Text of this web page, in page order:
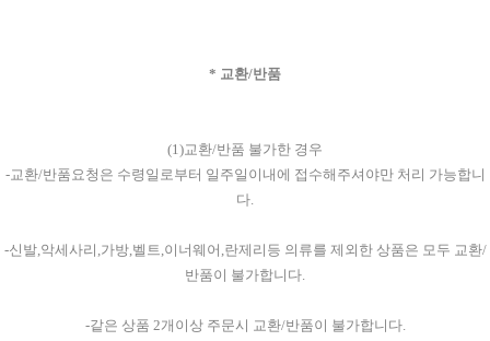
* 교환/반품
(1)교환/반품 불가한 경우
-교환/반품요청은 수령일로부터 일주일이내에 접수해주셔야만 처리 가능합니
다.
-신발,악세사리,가방,벨트,이너웨어,란제리등 의류를 제외한 상품은 모두 교환/
반품이 불가합니다.
-같은 상품 2개이상 주문시 교환/반품이 불가합니다.